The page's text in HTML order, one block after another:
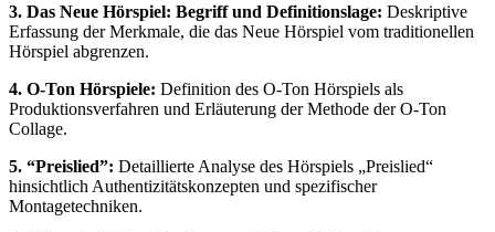
3. Das Neue Hörspiel: Begriff und Definitionslage: Deskriptive
Erfassung der Merkmale, die das Neue Hörspiel vom traditionellen
Hörspiel abgrenzen.
4. O-Ton Hörspiele: Definition des O-Ton Hörspiels als
Produktionsverfahren und Erläuterung der Methode der O-Ton
Collage.
5. “Preislied”: Detaillierte Analyse des Hörspiels „Preislied“
hinsichtlich Authentizitätskonzepten und spezifischer
Montagetechniken.